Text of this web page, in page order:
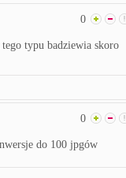
0
typu badziewia skoro
0
do 100 jpgów